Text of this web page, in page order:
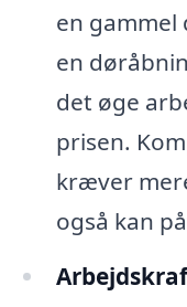
en gammel
en
det øge
prisen.
kræver
også kan